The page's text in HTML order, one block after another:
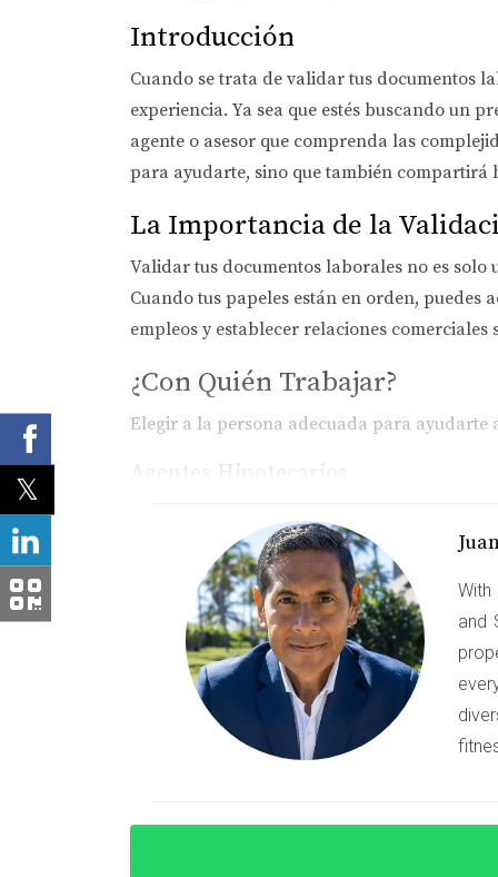
Introducción
Cuando se trata de validar tus documentos
experiencia. Ya sea que estés buscando un
agente o asesor que comprenda las
para ayudarte, sino que también compartirá
La Importancia de la
Validar tus documentos laborales no es
Cuando tus papeles están en orden,
empleos y establecer relaciones
¿Con Quién Trabajar?
Elegir a la persona adecuada para
Agentes Hipotecarios
pueden revisar tus documentos laborales y
una variedad de prestamistas y pueden
Asesores Financieros
Por otro lado, los asesores financieros
financiera general. Ellos pueden ayudarte
inversión. Su conocimiento del mercado
Caso 1: La Experiencia de Carlos
Carlos era un joven profesional que
With
and